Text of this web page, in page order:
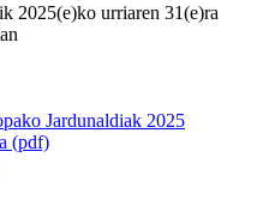
2025(e)ko urriaren 31(e)ra
Jardunaldiak 2025
(pdf)